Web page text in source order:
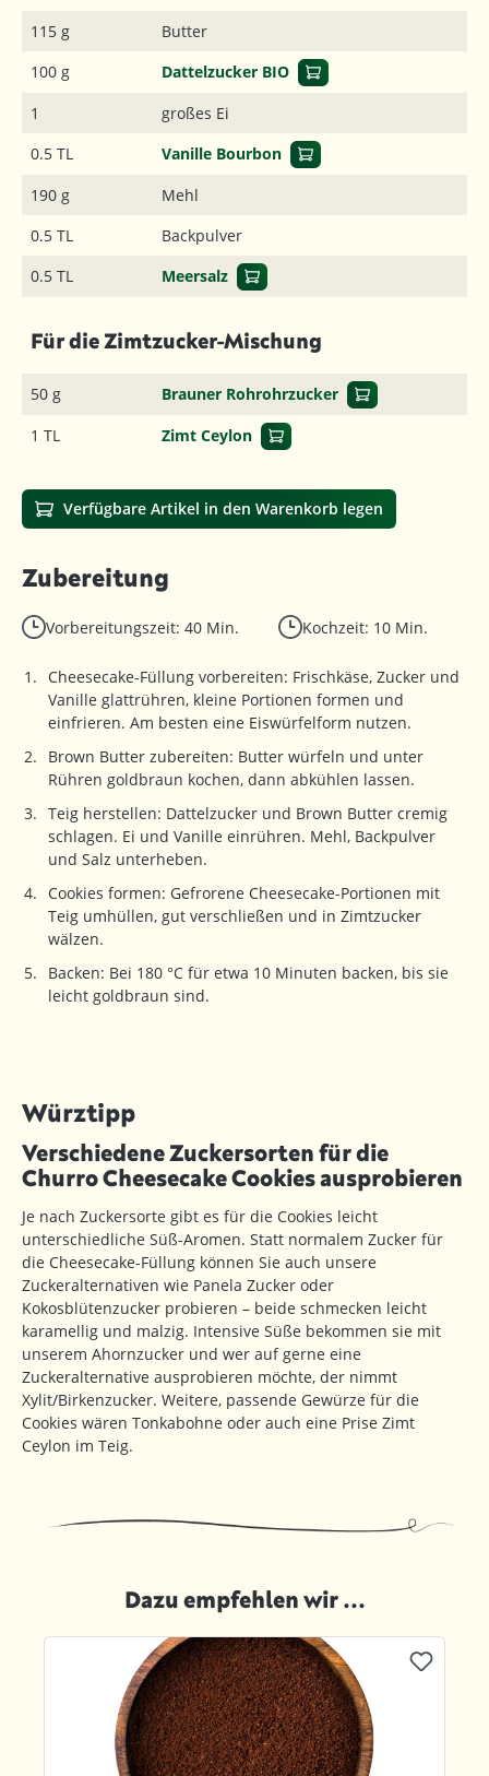
115 g
Butter
100 g
Dattelzucker BIO
1
großes Ei
0.5 TL
Vanille Bourbon
190 g
Mehl
0.5 TL
Backpulver
0.5 TL
Meersalz
Für die Zimtzucker-Mischung
50 g
Brauner Rohrohrzucker
1 TL
Zimt Ceylon
Verfügbare Artikel in den Warenkorb legen
Zubereitung
Vorbereitungszeit: 40 Min. Kochzeit: 10 Min.
Cheesecake-Füllung vorbereiten: Frischkäse, Zucker und
Vanille glattrühren, kleine Portionen formen und
einfrieren. Am besten eine Eiswürfelform nutzen.
Brown Butter zubereiten: Butter würfeln und unter
Rühren goldbraun kochen, dann abkühlen lassen.
Teig herstellen: Dattelzucker und Brown Butter cremig
schlagen. Ei und Vanille einrühren. Mehl, Backpulver
und Salz unterheben.
Cookies formen: Gefrorene Cheesecake-Portionen mit
Teig umhüllen, gut verschließen und in Zimtzucker
wälzen.
Backen: Bei 180 °C für etwa 10 Minuten backen, bis sie
leicht goldbraun sind.
Würztipp
Verschiedene Zuckersorten für die
Churro Cheesecake Cookies ausprobieren
Je nach Zuckersorte gibt es für die Cookies leicht
unterschiedliche Süß-Aromen. Statt normalem Zucker für
die Cheesecake-Füllung können Sie auch unsere
Zuckeralternativen wie Panela Zucker oder
Kokosblütenzucker probieren – beide schmecken leicht
karamellig und malzig. Intensive Süße bekommen sie mit
unserem Ahornzucker und wer auf gerne eine
Zuckeralternative ausprobieren möchte, der nimmt
Xylit/Birkenzucker. Weitere, passende Gewürze für die
Cookies wären Tonkabohne oder auch eine Prise Zimt
Ceylon im Teig.
Dazu empfehlen wir ...
Produktgalerie überspringen